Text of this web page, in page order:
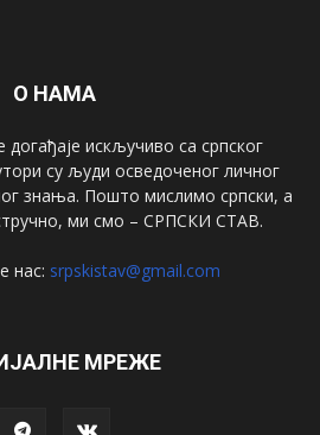
О НАМА
искључиво са српског
су људи осведоченог личног
знања. Пошто мислимо српски, а
ми смо – СРПСКИ СТАВ.
нас: srpskistav@gmail.com
МРЕЖЕ